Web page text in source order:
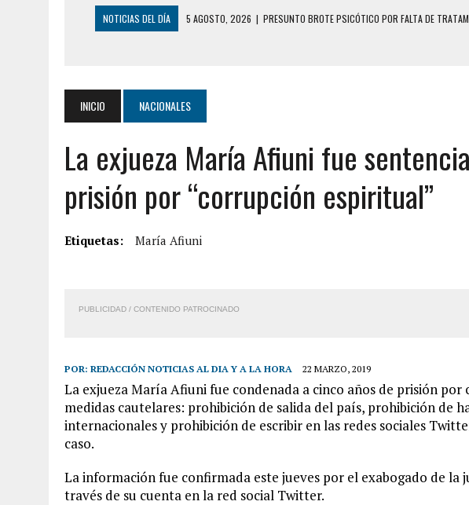
NOTICIAS DEL DÍA 5 AGOSTO, 2026 | PRESUNTO BROTE PSICÓTICO POR FALTA DE
3 AGOSTO, 2026 | YARACUY: INTENTÓ DESCONECTAR SU NEVERA MIENTRAS LA CASA SE
2 AGOSTO, 2026
AYUDABA A PERSONAS EN SITUACIÓN DE CALLE Y MURIÓ A MANOS DE
2 AGOSTO, 2026 |
COLAPSÓ TECHO DE UNA VIVIENDA EN EL CENTRO DE CARACAS CON MÁS
2 AGOSTO, 2026
FALCÓN: MUJER ATACÓ CON UN CUCHILLO A SUS HIJOS, UNO PERDIÓ LA VIDA
INICIO NACIONALES
La exjueza María Afiuni fue
prisión por “corrupción espiritual”
Etiquetas: María Afiuni
PUBLICIDAD / CONTENIDO PATROCINADO
POR: REDACCIÓN NOTICIAS AL DIA Y A LA HORA 22 MARZO, 2019
La exjueza María Afiuni fue condenada a cinco años de prisión por
medidas cautelares: prohibición de salida del país, prohibición de
internacionales y prohibición de escribir en las redes sociales
caso.
La información fue confirmada este jueves por el exabogado de la
través de su cuenta en la red social Twitter.